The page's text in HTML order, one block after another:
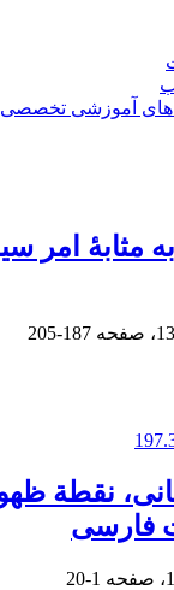
آموزشی تخصصی
مثابۀ امر
187-205
نقطة
فارسی
1-20